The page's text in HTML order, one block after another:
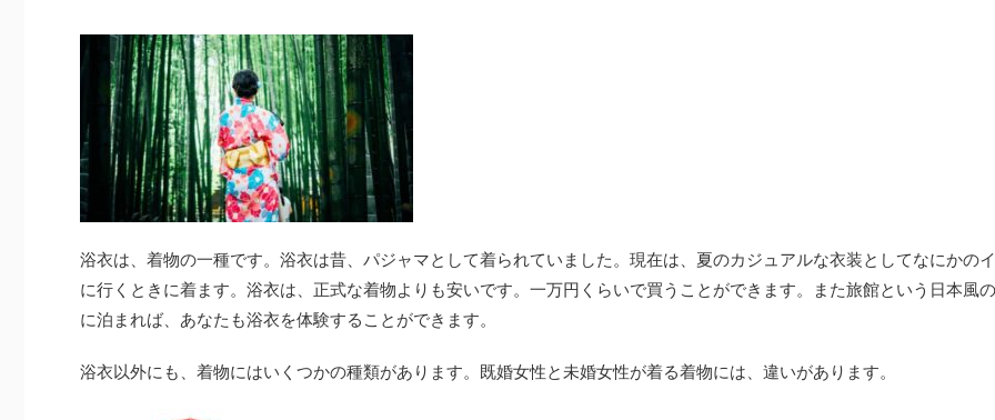
浴衣は、着物の一種です。浴衣は昔、パジャマとして着られていました。現在は、夏のカジュアルな衣装としてなにかの
に行くときに着ます。浴衣は、正式な着物よりも安いです。一万円くらいで買うことができます。また旅館という日本風
に泊まれば、あなたも浴衣を体験することができます。
浴衣以外にも、着物にはいくつかの種類があります。既婚女性と未婚女性が着る着物には、違いがあります。